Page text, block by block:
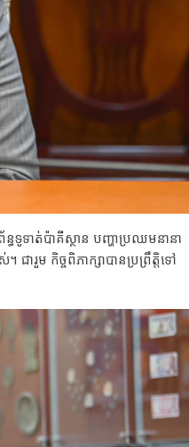
ទូទាត់ប៉ាគីស្ថាន បញ្ហាប្រឈមនានា
ារួម កិច្ចពិភាក្សាបានប្រព្រឹត្តិទៅ